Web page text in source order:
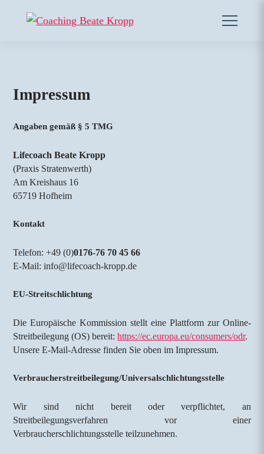
Impressum
Angaben gemäß § 5 TMG
Lifecoach Beate Kropp
(Praxis Stratenwerth)
Am Kreishaus 16
65719 Hofheim
Kontakt
Telefon: +49 (0)0176-76 70 45 66
E-Mail: info@lifecoach-kropp.de
EU-Streitschlichtung
Die Europäische Kommission stellt eine Plattform zur Online-
Streitbeilegung (OS) bereit:https://ec.europa.eu/consumers/odr.
Unsere E-Mail-Adresse finden Sie oben im Impressum.
Verbraucher­streit­beilegung/Universal­schlichtungs­stelle
Wir sind nicht bereit oder verpflichtet, an
Streitbeilegungsverfahren vor einer
Verbraucherschlichtungsstelle teilzunehmen.